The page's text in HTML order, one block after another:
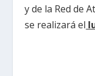
y de la Red de
se realizará el